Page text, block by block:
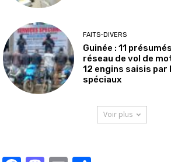
FAITS-DIVERS
Guinée : 11
réseau de vol de
12 engins saisis par
spéciaux
Voir plus